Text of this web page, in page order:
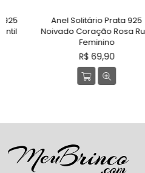
Anel Solitário Prata 925
Noivado Coração Rosa Rubi
Feminino
normal
R$ 69,90